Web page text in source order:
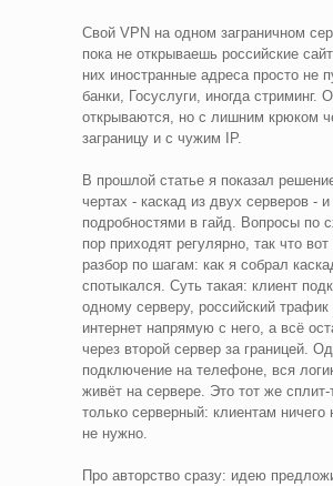
Свой VPN на одном заграничном
пока не открываешь российские
них иностранные адреса просто не
банки, Госуслуги, иногда стриминг.
открываются, но с лишним крюком
заграницу и с чужим IP.
В прошлой статье я показал
чертах - каскад из двух серверов -
подробностями в гайд. Вопросы по
пор приходят регулярно, так что
разбор по шагам: как я собрал
спотыкался. Суть такая: клиент
одному серверу, российский трафик
интернет напрямую с него, а всё
через второй сервер за границей.
подключение на телефоне, вся
живёт на сервере. Это тот же сплит-
только серверный: клиентам ничего
не нужно.
Про авторство сразу: идею